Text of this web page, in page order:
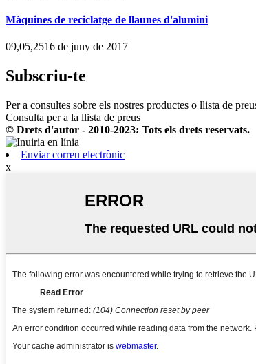
Màquines de reciclatge de llaunes d'alumini
09,05,2516 de juny de 2017
Subscriu-te
Per a consultes sobre els nostres productes o llista de
Consulta per a la llista de preus
© Drets d'autor - 2010-2023: Tots els drets reservats.
Enviar correu electrònic
x